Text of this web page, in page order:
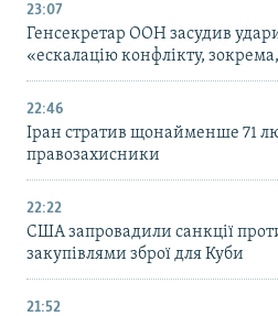
23:07
Генсекретар ООН засудив удари
«ескалацію конфлікту,
22:46
Іран стратив щонайменше 71
правозахисники
22:22
США запровадили санкції проти
закупівлями зброї для Куби
21:52